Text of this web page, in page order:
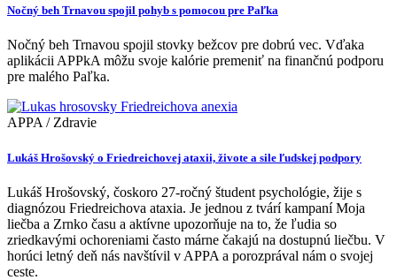
Nočný beh Trnavou spojil pohyb s pomocou pre Paľka
Nočný beh Trnavou spojil stovky bežcov pre dobrú vec. Vďaka
aplikácii APPkA môžu svoje kalórie premeniť na finančnú podporu
pre malého Paľka.
APPA / Zdravie
Lukáš Hrošovský o Friedreichovej ataxii, živote a sile ľudskej podpory
Lukáš Hrošovský, čoskoro 27-ročný študent psychológie, žije s
diagnózou Friedreichova ataxia. Je jednou z tvárí kampaní Moja
liečba a Zrnko času a aktívne upozorňuje na to, že ľudia so
zriedkavými ochoreniami často márne čakajú na dostupnú liečbu. V
horúci letný deň nás navštívil v APPA a porozprával nám o svojej
ceste.